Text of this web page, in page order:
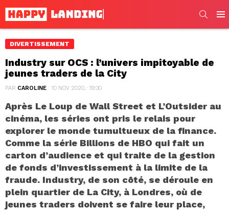
DIVERTISSEMENT
Industry sur OCS : l’univers impitoyable de
jeunes traders de la City
PAR CAROLINE 10 NOV 2020, · 19:30
Après Le Loup de Wall Street et L’Outsider au
cinéma, les séries ont pris le relais pour
explorer le monde tumultueux de la finance.
Comme la série Billions de HBO qui fait un
carton d’audience et qui traite de la gestion
de fonds d’investissement à la limite de la
fraude. Industry, de son côté, se déroule en
plein quartier de La City, à Londres, où de
jeunes traders doivent se faire leur place,